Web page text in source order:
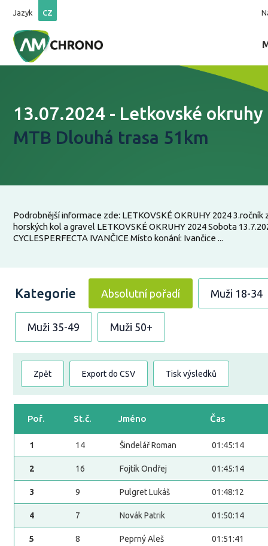
Jazyk CZ
13.07.2024 - Letkovské okruhy
MTB Dlouhá trasa 51km
Podrobnější informace zde: LETKOVSKÉ OKRUHY 2024 3.ročník
horských kol a gravel LETKOVSKÉ OKRUHY 2024 Sobota
CYCLESPERFECTA IVANČICE Místo konání: Ivančice ...
Kategorie Absolutní pořadí Muži 18-34
Muži 35-49 Muži 50+
Zpět Export do CSV Tisk výsledků
Poř. St.č. Jméno Čas
1 14 Šindelář Roman 01:45:14
2 16 Fojtík Ondřej 01:45:14
3 9 Pulgret Lukáš 01:48:12
4 7 Novák Patrik 01:50:14
5 8 Peprný Aleš 01:51:41